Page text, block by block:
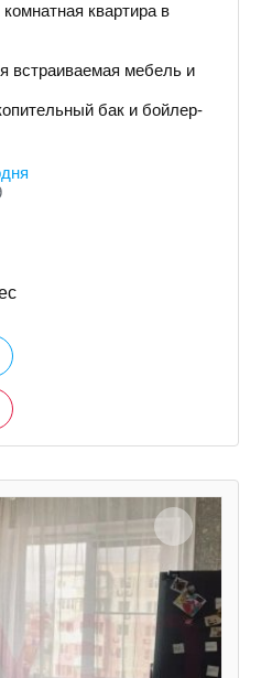
квартира в
встраиваемая мебель и
бак и бойлер-
одной из комнат за счет